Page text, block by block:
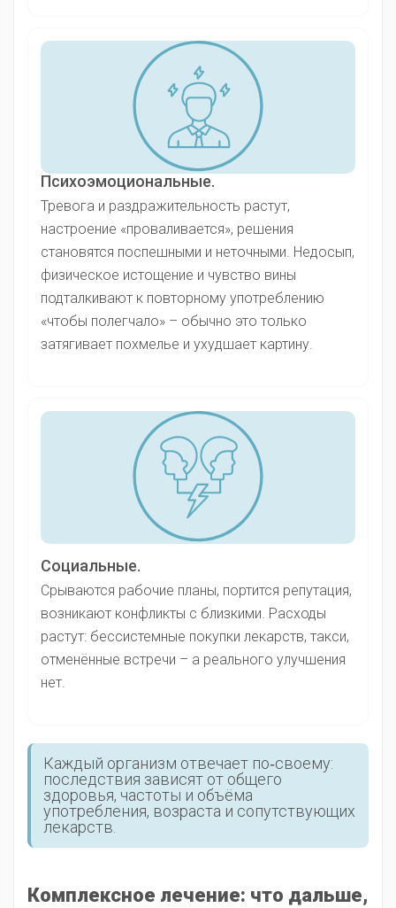
Психоэмоциональные.
Тревога и раздражительность растут,
настроение «проваливается», решения
становятся поспешными и неточными. Недосып,
физическое истощение и чувство вины
подталкивают к повторному употреблению
«чтобы полегчало» – обычно это только
затягивает похмелье и ухудшает картину.
Социальные.
Срываются рабочие планы, портится репутация,
возникают конфликты с близкими. Расходы
растут: бессистемные покупки лекарств, такси,
отменённые встречи – а реального улучшения
нет.
Каждый организм отвечает по‑своему:
последствия зависят от общего
здоровья, частоты и объёма
употребления, возраста и сопутствующих
лекарств.
Комплексное лечение: что дальше,